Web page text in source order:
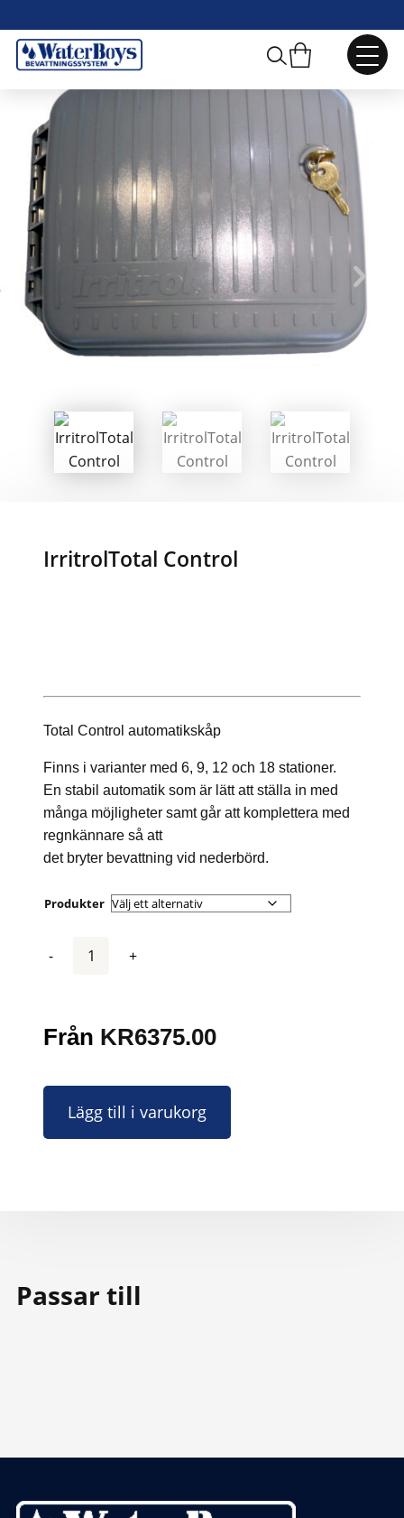
Webbshop / Automatik /
IrritrolTotal Control
Total Control automatikskåp
Finns i varianter med 6, 9, 12 och 18 stationer.
En stabil automatik som är lätt att ställa in med
många möjligheter samt går att komplettera med
regnkännare så att
det bryter bevattning vid nederbörd.
Produkter
Från 6375.00
KR
Lägg till i varukorg
Passar till